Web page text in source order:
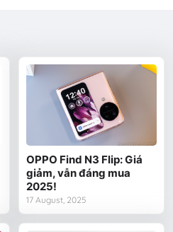
OPPO Find N3 Flip: Giá
giảm, vẫn đáng mua
2025!
17 August, 2025